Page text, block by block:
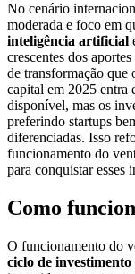
No cenário
moderada e foco em
inteligência artificial
crescentes dos
de transformação que
capital em 2025 entra
disponível, mas os
preferindo startups
diferenciadas. Isso
funcionamento do
para conquistar esses
Como
O funcionamento do
ciclo de investimento